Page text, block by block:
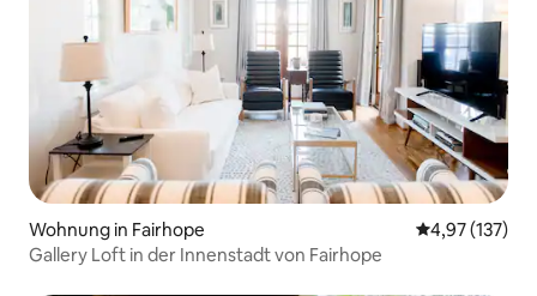
Wohnung in Fairhope
4,97 (137)
Gallery Loft in der Innenstadt von Fairhope